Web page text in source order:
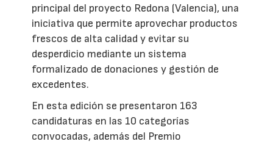
principal del proyecto Redona (Valencia), una
iniciativa que permite aprovechar productos
frescos de alta calidad y evitar su
desperdicio mediante un sistema
formalizado de donaciones y gestión de
excedentes.
En esta edición se presentaron 163
candidaturas en las 10 categorías
convocadas, además del Premio